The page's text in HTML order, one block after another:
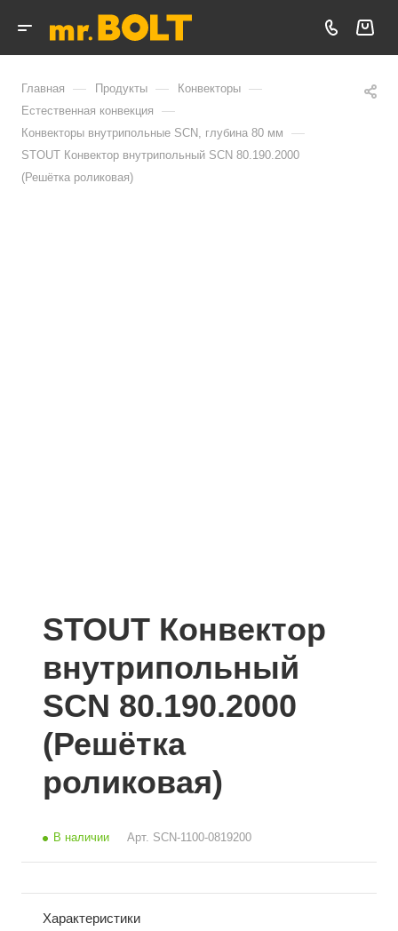
Главная — Продукты — Конвекторы —
Естественная конвекция —
Конвекторы внутрипольные SCN, глубина 80 мм —
STOUT Конвектор внутрипольный SCN 80.190.2000
(Решётка роликовая)
STOUT Конвектор
внутрипольный
SCN 80.190.2000
(Решётка
роликовая)
В наличии Арт. SCN-1100-0819200
Характеристики